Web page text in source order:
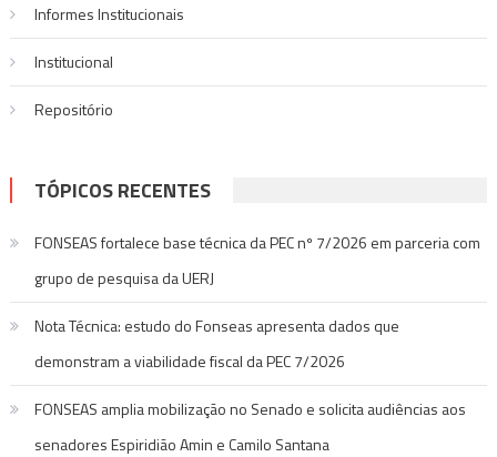
Informes Institucionais
Institucional
Repositório
TÓPICOS RECENTES
FONSEAS fortalece base técnica da PEC nº 7/2026 em parceria com
grupo de pesquisa da UERJ
Nota Técnica: estudo do Fonseas apresenta dados que
demonstram a viabilidade fiscal da PEC 7/2026
FONSEAS amplia mobilização no Senado e solicita audiências aos
senadores Espiridião Amin e Camilo Santana